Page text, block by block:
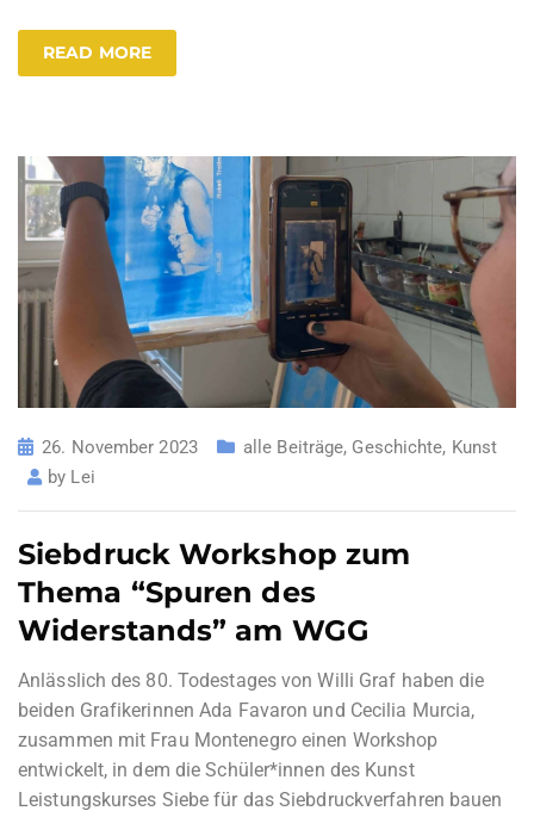
READ MORE
26. November 2023 alle Beiträge, Geschichte, Kunst
by Lei
Siebdruck Workshop zum
Thema “Spuren des
Widerstands” am WGG
Anlässlich des 80. Todestages von Willi Graf haben die
beiden Grafikerinnen Ada Favaron und Cecilia Murcia,
zusammen mit Frau Montenegro einen Workshop
entwickelt, in dem die Schüler*innen des Kunst
Leistungskurses Siebe für das Siebdruckverfahren bauen